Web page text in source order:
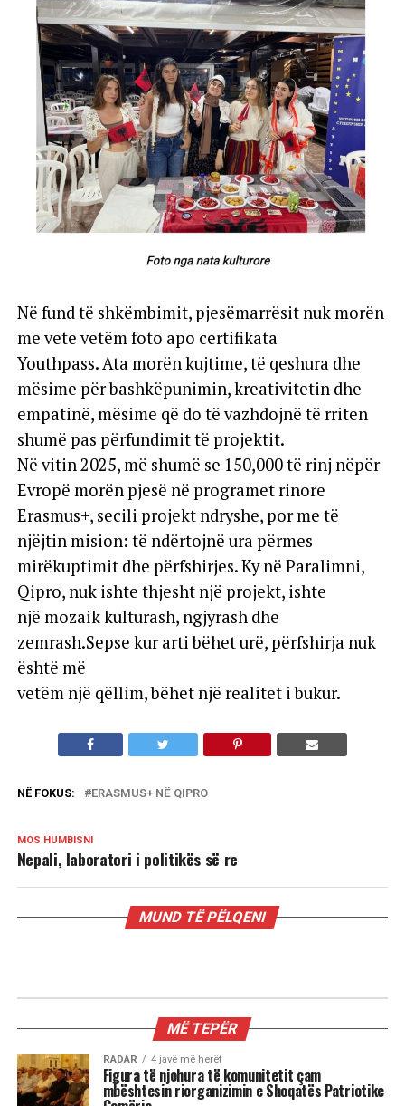
Në fund të shkëmbimit, pjesëmarrësit nuk morën
me vete vetëm foto apo certifikata
Youthpass. Ata morën kujtime, të qeshura dhe
mësime për bashkëpunimin, kreativitetin dhe
empatinë, mësime që do të vazhdojnë të rriten
shumë pas përfundimit të projektit.
Në vitin 2025, më shumë se 150,000 të rinj nëpër
Evropë morën pjesë në programet rinore
Erasmus+, secili projekt ndryshe, por me të
njëjtin mision: të ndërtojnë ura përmes
mirëkuptimit dhe përfshirjes. Ky në Paralimni,
Qipro, nuk ishte thjesht një projekt, ishte
një mozaik kulturash, ngjyrash dhe
zemrash.Sepse kur arti bëhet urë, përfshirja nuk
është më
vetëm një qëllim, bëhet një realitet i bukur.
NË FOKUS: ERASMUS+ NË QIPRO
MOS HUMBISNI
Nepali, laboratori i politikës së re
MUND TË PËLQENI
Nepali, laboratori i politikës së re